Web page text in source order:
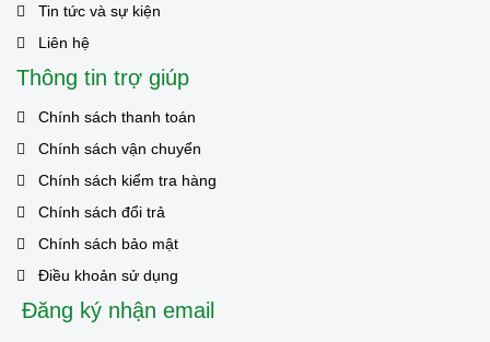
Tin tức và sự kiện
Liên hệ
Thông tin trợ giúp
Chính sách thanh toán
Chính sách vận chuyển
Chính sách kiểm tra hàng
Chính sách đổi trả
Chính sách bảo mật
Điều khoản sử dụng
Đăng ký nhận email